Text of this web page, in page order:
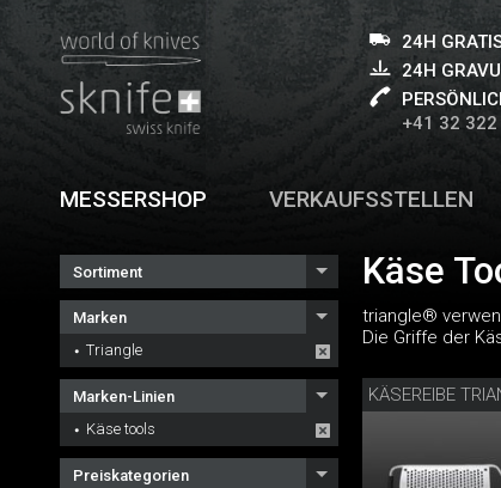
24H
24H
+41 32
MESSERSHOP VERKAUFSSTELLEN
Sortiment
Marken
Triangle
Marken-Linien
Käse tools
Preiskategorien
Käse
triangle®
Die Griffe der
KÄSEREIBE